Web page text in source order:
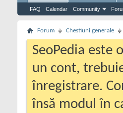
FAQ Calendar Community
Forum Chestiuni generale
SeoPedia este
un cont,
înregistrare.
însă modul în